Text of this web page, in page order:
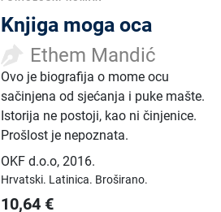
Knjiga moga oca
Ethem Mandić
Ovo je biografija o mome ocu
sačinjena od sjećanja i puke mašte.
Istorija ne postoji, kao ni činjenice.
Prošlost je nepoznata.
OKF d.o.o,2016.
Hrvatski. Latinica. Broširano.
10,64 €